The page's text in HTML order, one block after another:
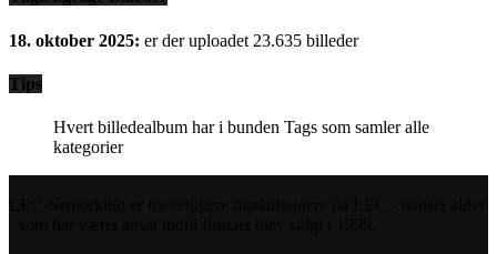
18. oktober 2025: er der uploadet 23.635 billeder
Tips
Hvert billedealbum har i bunden Tags som samler alle
kategorier